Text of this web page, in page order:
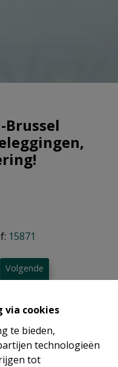
via cookies
te bieden,
technologieën
tot
Brussel
15871
Volgende